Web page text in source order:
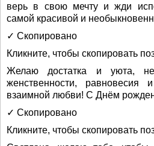
верь в свою мечту и жди
самой красивой и
✓ Скопировано
Кликните, чтобы скопировать
Желаю достатка и уюта,
женственности, равновесия
взаимной любви! С Днём
✓ Скопировано
Кликните, чтобы скопировать